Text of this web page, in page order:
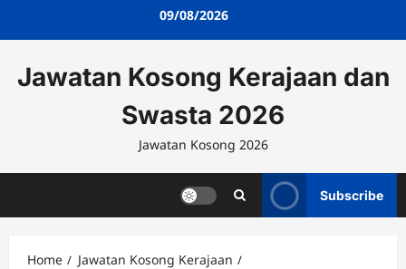
09/08/2026
Jawatan Kosong Kerajaan dan
Swasta 2026
Jawatan Kosong 2026
Subscribe
Home
Jawatan Kosong Kerajaan